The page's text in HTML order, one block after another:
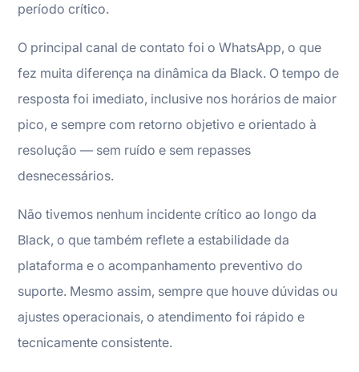
período crítico.
O principal canal de contato foi o WhatsApp, o que
fez muita diferença na dinâmica da Black. O tempo de
resposta foi imediato, inclusive nos horários de maior
pico, e sempre com retorno objetivo e orientado à
resolução — sem ruído e sem repasses
desnecessários.
Não tivemos nenhum incidente crítico ao longo da
Black, o que também reflete a estabilidade da
plataforma e o acompanhamento preventivo do
suporte. Mesmo assim, sempre que houve dúvidas ou
ajustes operacionais, o atendimento foi rápido e
tecnicamente consistente.